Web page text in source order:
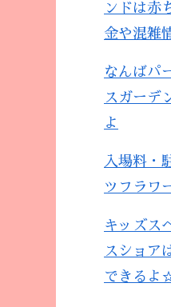
ンドは赤
金や混雑
なんばパ
スガーデ
よ
入場料・
ツフラワ
キッズス
スショア
できるよ